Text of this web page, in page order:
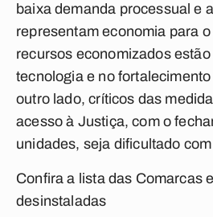
baixa demanda processual e
representam economia para
recursos economizados
tecnologia e no fortalecimento
outro lado, críticos das
acesso à Justiça, com o
unidades, seja dificultado
Confira a lista das Comarcas
desinstaladas